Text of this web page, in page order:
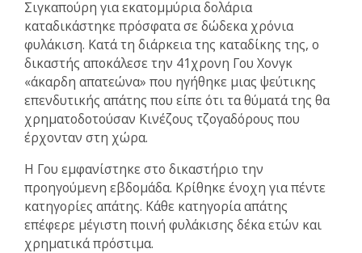
Σιγκαπούρη για εκατομμύρια δολάρια
καταδικάστηκε πρόσφατα σε δώδεκα χρόνια
φυλάκιση. Κατά τη διάρκεια της καταδίκης της, ο
δικαστής αποκάλεσε την 41χρονη Γου Χονγκ
«άκαρδη απατεώνα» που ηγήθηκε μιας ψεύτικης
επενδυτικής απάτης που είπε ότι τα θύματά της θα
χρηματοδοτούσαν Κινέζους τζογαδόρους που
έρχονταν στη χώρα.
Η Γου εμφανίστηκε στο δικαστήριο την
προηγούμενη εβδομάδα. Κρίθηκε ένοχη για πέντε
κατηγορίες απάτης. Κάθε κατηγορία απάτης
επέφερε μέγιστη ποινή φυλάκισης δέκα ετών και
χρηματικά πρόστιμα.